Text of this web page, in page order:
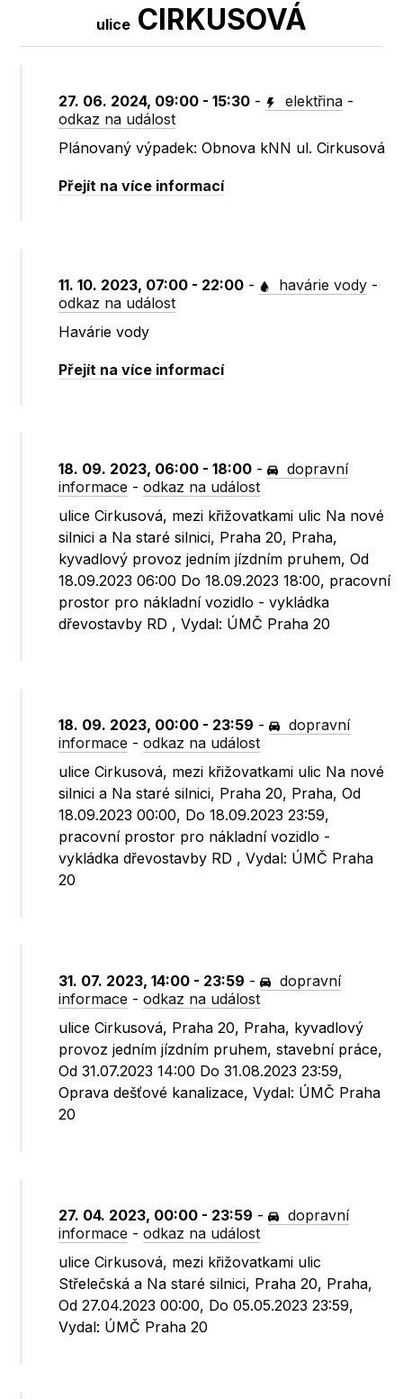
ulice CIRKUSOVÁ
27. 06. 2024, 09:00 - 15:30 - elektřina -
odkaz na událost
Plánovaný výpadek: Obnova kNN ul. Cirkusová
Přejít na více informací
11. 10. 2023, 07:00 - 22:00 - havárie vody -
odkaz na událost
Havárie vody
Přejít na více informací
18. 09. 2023, 06:00 - 18:00 -
dopravní
informace -odkaz na událost
ulice Cirkusová, mezi křižovatkami ulic Na nové
silnici a Na staré silnici, Praha 20, Praha,
kyvadlový provoz jedním jízdním pruhem, Od
18.09.2023 06:00 Do 18.09.2023 18:00, pracovní
prostor pro nákladní vozidlo - vykládka
dřevostavby RD , Vydal: ÚMČ Praha 20
18. 09. 2023, 00:00 - 23:59 -
dopravní
informace -odkaz na událost
ulice Cirkusová, mezi křižovatkami ulic Na nové
silnici a Na staré silnici, Praha 20, Praha, Od
18.09.2023 00:00, Do 18.09.2023 23:59,
pracovní prostor pro nákladní vozidlo -
vykládka dřevostavby RD , Vydal: ÚMČ Praha
20
31. 07. 2023, 14:00 - 23:59 -
dopravní
informace -odkaz na událost
ulice Cirkusová, Praha 20, Praha, kyvadlový
provoz jedním jízdním pruhem, stavební práce,
Od 31.07.2023 14:00 Do 31.08.2023 23:59,
Oprava dešťové kanalizace, Vydal: ÚMČ Praha
20
27. 04. 2023, 00:00 - 23:59 -
dopravní
informace -odkaz na událost
ulice Cirkusová, mezi křižovatkami ulic
Střelečská a Na staré silnici, Praha 20, Praha,
Od 27.04.2023 00:00, Do 05.05.2023 23:59,
Vydal: ÚMČ Praha 20